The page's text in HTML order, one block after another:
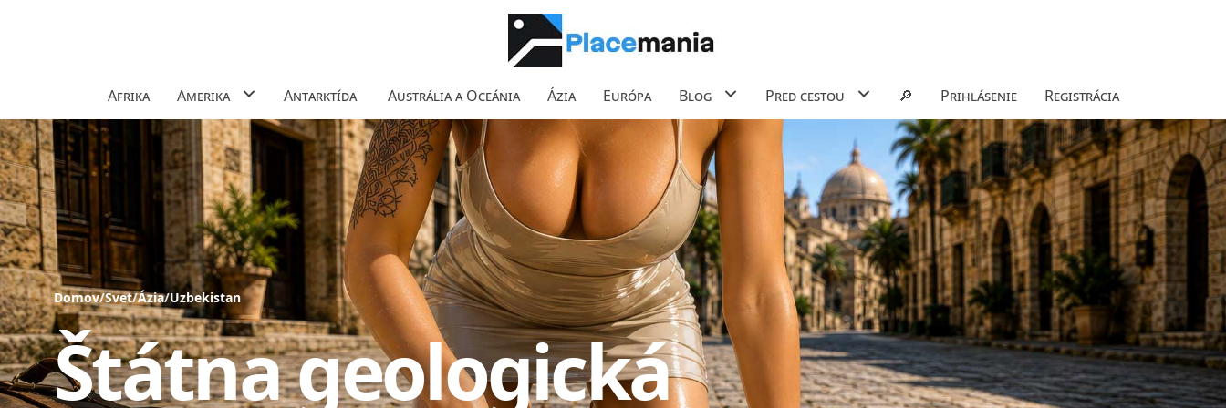
Afrika Amerika Antarktída Austrália a Oceánia Ázia Európa Blog Pred cestou 🔎 Prihlásenie Registrácia
Domov/Svet/Ázia/Uzbekistan
Štátna geologická